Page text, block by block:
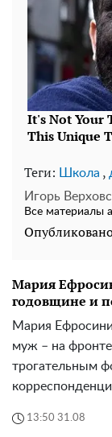
Теги: Школа ,
Игорь
Все материалы
Мария
годовщине и
Мария
муж – на
трогательным
13:50 31.08